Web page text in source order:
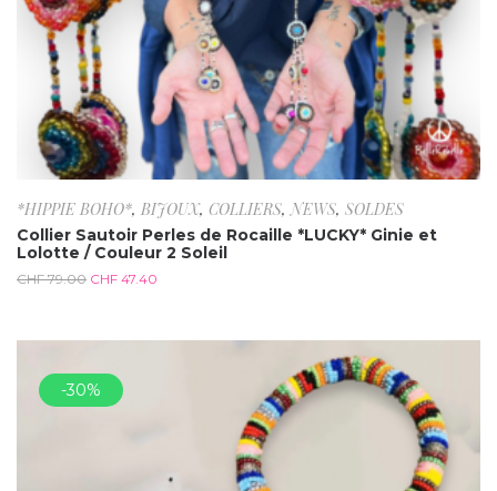
*HIPPIE BOHO*, BIJOUX, COLLIERS,NEWS, SOLDES
Collier Sautoir Perles de Rocaille *LUCKY* Ginie et
Lolotte / Couleur 2 Soleil
CHF79.00 CHF 47.40
-30%